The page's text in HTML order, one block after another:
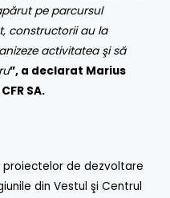
pe parcursul
constructorii au la
activitatea şi să
”, a declarat Marius
SA.
proiectelor de dezvoltare
din Vestul şi Centrul